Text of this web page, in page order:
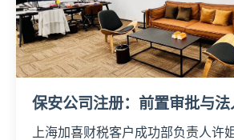
保安公司注册：前置审批与
上海加喜财税客户成功部负责人许